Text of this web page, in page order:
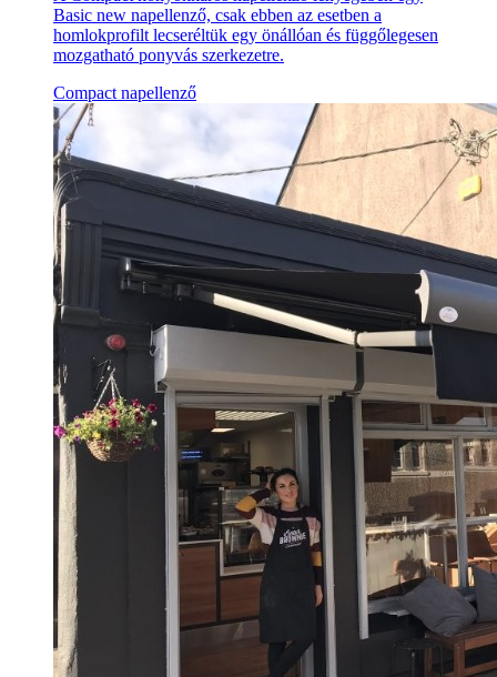
Basic new napellenző, csak ebben az esetben a
homlokprofilt lecseréltük egy önállóan és függőlegesen
mozgatható ponyvás szerkezetre.
Compact napellenző